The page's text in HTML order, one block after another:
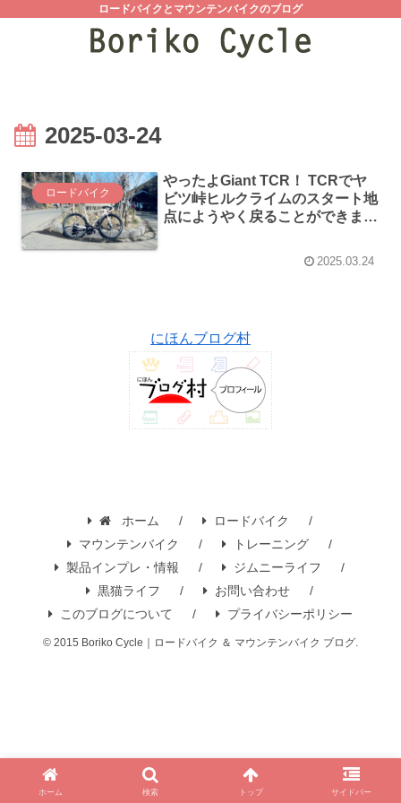
ロードバイクとマウンテンバイクのブログ
2025-03-24
ロードバイク
やったよGiant TCR！ TCRでヤ
ビツ峠ヒルクライムのスタート地
点にようやく戻ることができまし
2025.03.24
にほんブログ村
ホーム
ロードバイク
マウンテンバイク
トレーニング
製品インプレ・情報
ジムニーライフ
黒猫ライフ
お問い合わせ
このブログについて
プライバシーポリシー
© 2015 Boriko Cycle｜ロードバイク ＆ マウンテンバイク ブログ.
ホーム 検索 トップ サイドバー